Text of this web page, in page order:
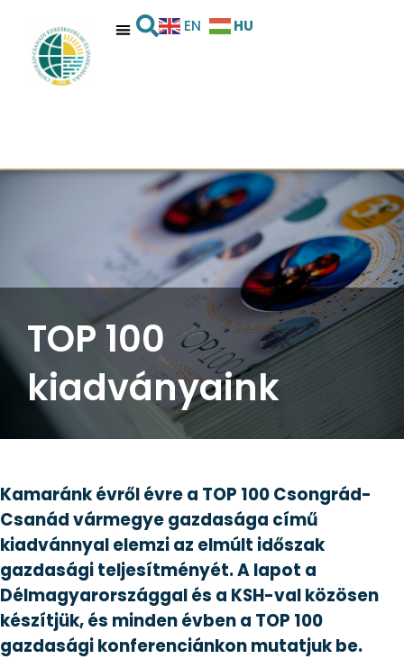
EN HU
TOP 100
kiadványaink
Kamaránk évről évre a TOP 100 Csongrád-
Csanád vármegye gazdasága című
kiadvánnyal elemzi az elmúlt időszak
gazdasági teljesítményét. A lapot a
Délmagyarországgal és a KSH-val közösen
készítjük, és minden évben a TOP 100
gazdasági konferenciánkon mutatjuk be.